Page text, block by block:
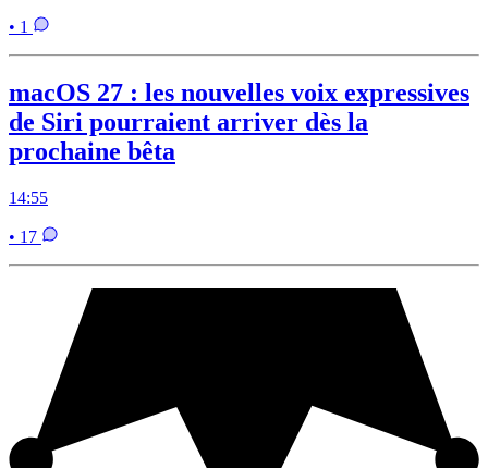
• 1
macOS 27 : les nouvelles voix expressives
de Siri pourraient arriver dès la
prochaine bêta
14:55
• 17